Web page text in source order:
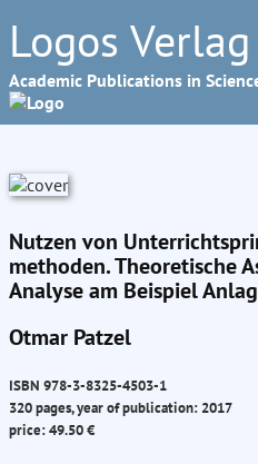
Logos
Academic Publications in
Nutzen von
methoden. Theoretische
Analyse am Beispiel
Otmar Patzel
ISBN 978-3-8325-4503-1
320 pages, year of publication: 2017
price: 49.50 €